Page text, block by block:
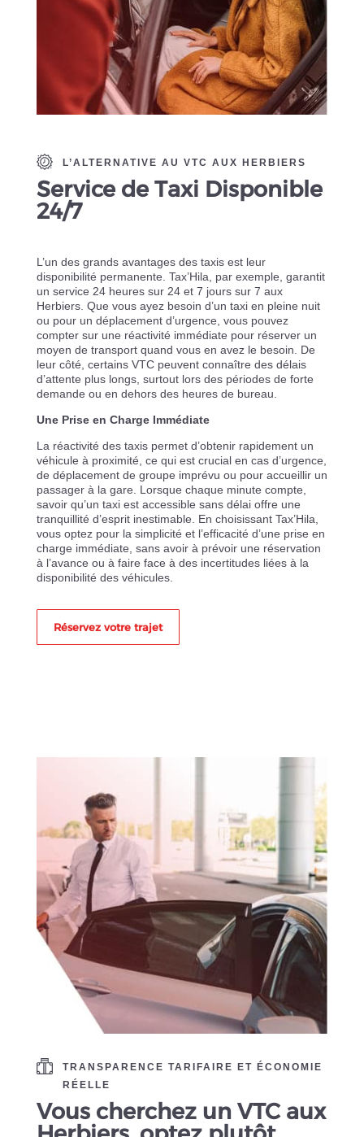
L’ALTERNATIVE AU VTC AUX HERBIERS
Service de Taxi Disponible
24/7
L’un des grands avantages des taxis est leur
disponibilité permanente. Tax’Hila, par exemple, garantit
un service 24 heures sur 24 et 7 jours sur 7 aux
Herbiers. Que vous ayez besoin d’un taxi en pleine nuit
ou pour un déplacement d’urgence, vous pouvez
compter sur une réactivité immédiate pour réserver un
moyen de transport quand vous en avez le besoin. De
leur côté, certains VTC peuvent connaître des délais
d’attente plus longs, surtout lors des périodes de forte
demande ou en dehors des heures de bureau.
Une Prise en Charge Immédiate
La réactivité des taxis permet d’obtenir rapidement un
véhicule à proximité, ce qui est crucial en cas d’urgence,
de déplacement de groupe imprévu ou pour accueillir un
passager à la gare. Lorsque chaque minute compte,
savoir qu’un taxi est accessible sans délai offre une
tranquillité d’esprit inestimable. En choisissant Tax’Hila,
vous optez pour la simplicité et l’efficacité d’une prise en
charge immédiate, sans avoir à prévoir une réservation
à l’avance ou à faire face à des incertitudes liées à la
disponibilité des véhicules.
Réservez votre trajet
TRANSPARENCE TARIFAIRE ET ÉCONOMIE
RÉELLE
Vous cherchez un VTC aux